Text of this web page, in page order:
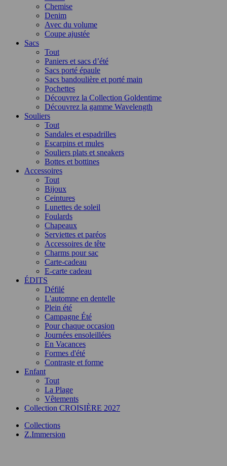
Chemise
Denim
Avec du volume
Coupe ajustée
Sacs
Tout
Paniers et sacs d’été
Sacs porté épaule
Sacs bandoulière et porté main
Pochettes
Découvrez la Collection Goldentime
Découvrez la gamme Wavelength
Souliers
Tout
Sandales et espadrilles
Escarpins et mules
Souliers plats et sneakers
Bottes et bottines
Accessoires
Tout
Bijoux
Ceintures
Lunettes de soleil
Foulards
Chapeaux
Serviettes et paréos
Accessoires de tête
Charms pour sac
Carte-cadeau
E-carte cadeau
ÉDITS
Défilé
L'automne en dentelle
Plein été
Campagne Été
Pour chaque occasion
Journées ensoleillées
En Vacances
Formes d'été
Contraste et forme
Enfant
Tout
La Plage
Vêtements
Collection CROISIÈRE 2027
Collections
Z.Immersion